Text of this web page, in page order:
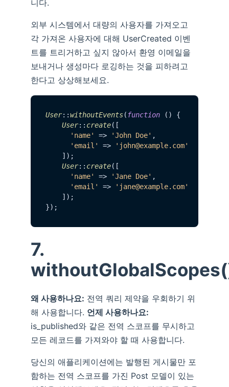
니다.
외부 시스템에서 대량의 사용자를 가져오고
각 가져온 사용자에 대해 UserCreated 이벤
트를 트리거하고 싶지 않아서 환영 이메일을
보내거나 생성마다 로깅하는 것을 피하려고
한다고 상상해보세요.
User::withoutEvents( function ( ) {
User:: create([
'name'
=> 'John Doe' ,
'email'
=>
'john@example.com'
    ]);
User:: create([
'name'
=> 'Jane Doe' ,
'email'
=>
'jane@example.com'
    ]);
7.
왜 사용하나요: 전역 쿼리 제약을 우회하기 위
해 사용합니다. 언제 사용하나요:
is_published와 같은 전역 스코프를 무시하고
모든 레코드를 가져와야 할 때 사용합니다.
당신의 애플리케이션에는 발행된 게시물만 포
함하는 전역 스코프를 가진 Post 모델이 있는